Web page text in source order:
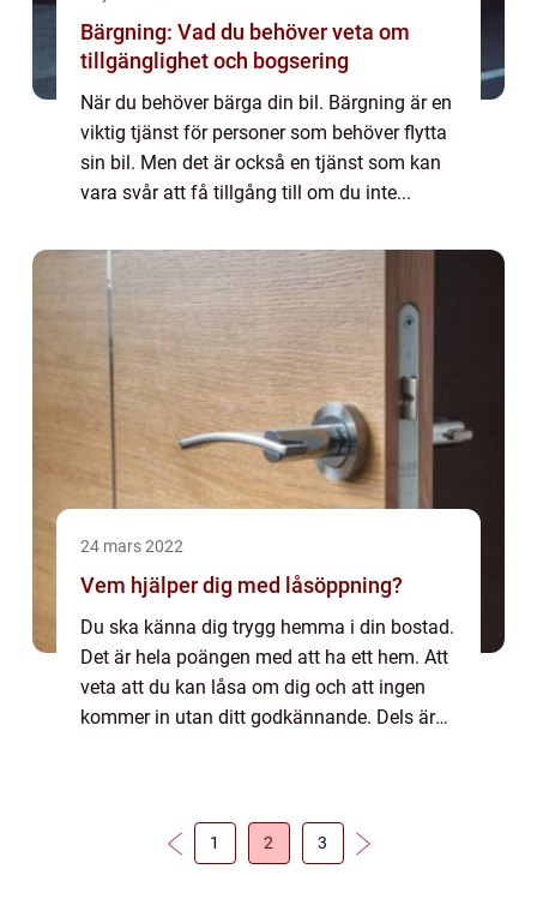
Bärgning: Vad du behöver veta om
tillgänglighet och bogsering
När du behöver bärga din bil. Bärgning är en
viktig tjänst för personer som behöver flytta
sin bil. Men det är också en tjänst som kan
vara svår att få tillgång till om du inte...
24 mars 2022
Vem hjälper dig med låsöppning?
Du ska känna dig trygg hemma i din bostad.
Det är hela poängen med att ha ett hem. Att
veta att du kan låsa om dig och att ingen
kommer in utan ditt godkännande. Dels är
1 2 3